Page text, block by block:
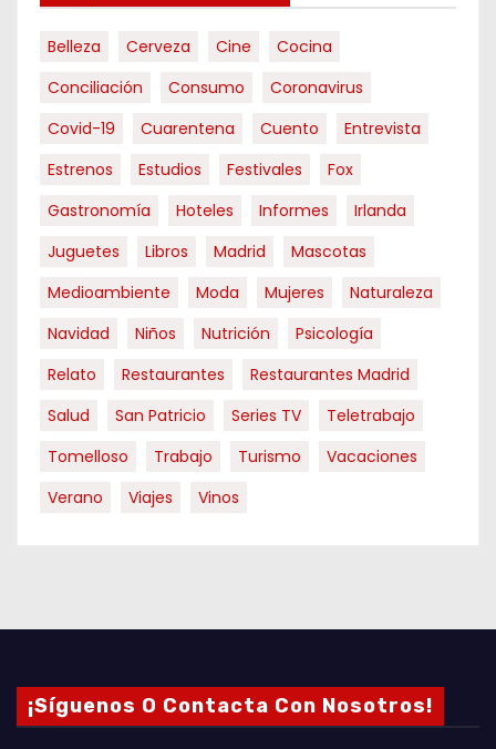
Belleza Cerveza Cine
Cocina
Conciliación
Consumo
Coronavirus
Covid-19
Cuarentena Cuento
Entrevista
Estrenos
Estudios Festivales
Fox
Gastronomía
Hoteles Informes
Irlanda
Juguetes
Libros Madrid
Mascotas
Medioambiente
Moda Mujeres
Naturaleza
Navidad
Niños Nutrición
Psicología
Relato
Restaurantes
Restaurantes Madrid
Salud
San Patricio Series TV
Teletrabajo
Tomelloso
Trabajo Turismo
Vacaciones
Verano
Viajes Vinos
¡Síguenos O Contacta Con Nosotros!